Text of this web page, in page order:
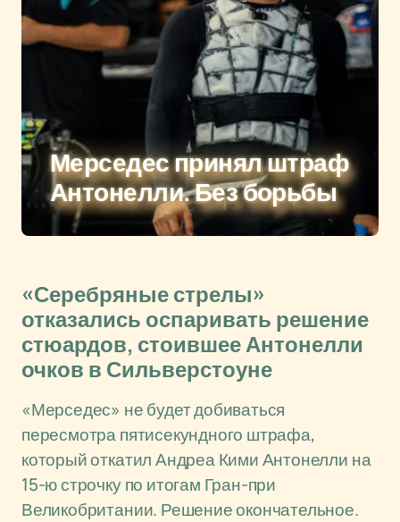
Мерседес принял штраф
Антонелли. Без борьбы
«Серебряные стрелы»
отказались оспаривать решение
стюардов, стоившее Антонелли
очков в Сильверстоуне
«Мерседес» не будет добиваться
пересмотра пятисекундного штрафа,
который откатил Андреа Кими Антонелли на
15-ю строчку по итогам Гран-при
Великобритании. Решение окончательное.